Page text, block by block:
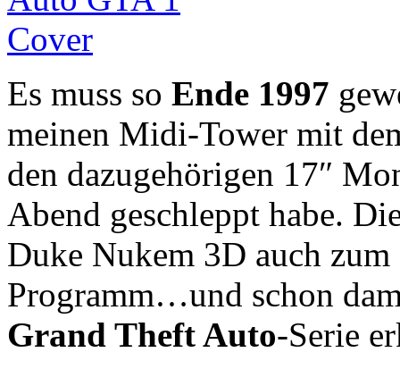
Es muss so Ende 1997
meinen Midi-Tower mit
den dazugehörigen 17″
Abend geschleppt habe.
Duke Nukem 3D auch
Programm…und schon
Grand Theft Auto-Serie